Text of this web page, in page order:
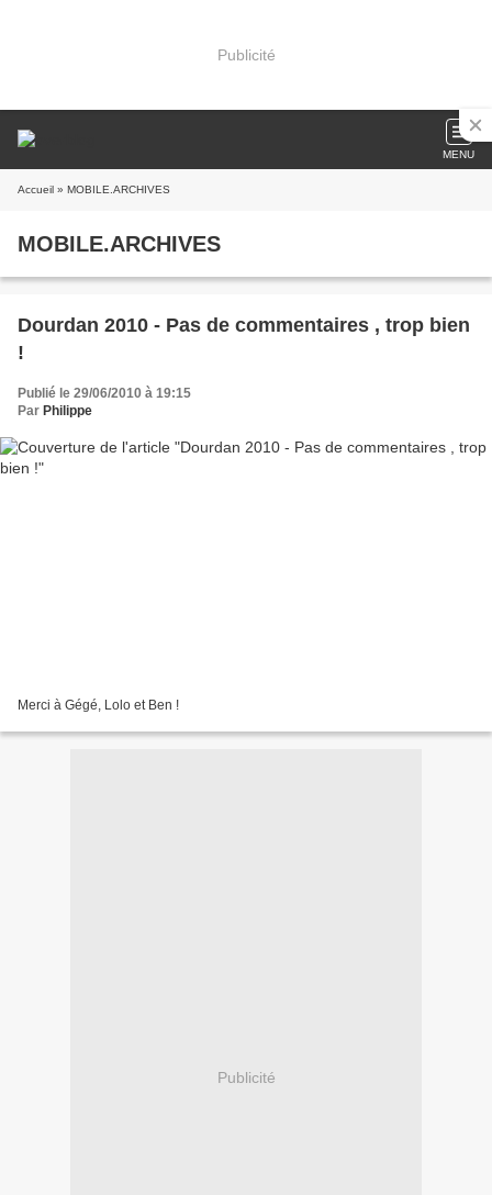
Publicité
MENU
Accueil » MOBILE.ARCHIVES
MOBILE.ARCHIVES
Dourdan 2010 - Pas de commentaires , trop bien
!
Publié le 29/06/2010 à 19:15
Par Philippe
Merci à Gégé, Lolo et Ben !
Publicité